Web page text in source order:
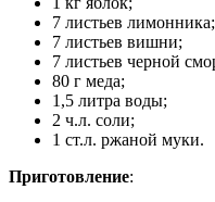
7 листьев лимонника;
7 листьев вишни;
7 листьев черной
80 г меда;
1,5 литра воды;
2 ч.л. соли;
1 ст.л. ржаной муки.
Приготовление: